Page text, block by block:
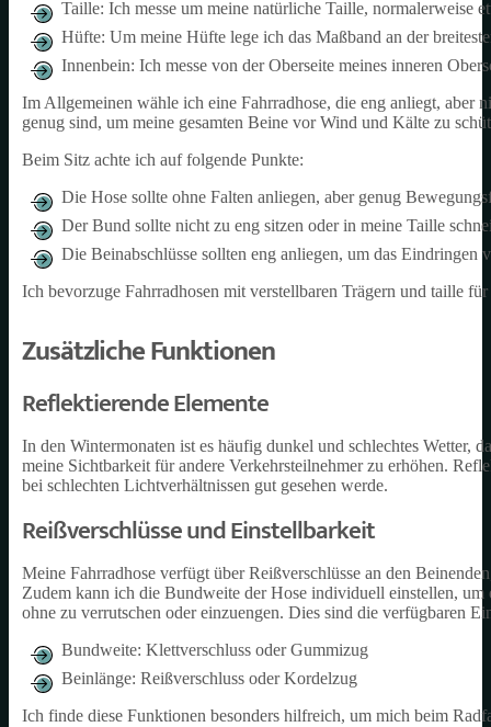
Taille: Ich messe um meine natürliche Taille, normalerweise
Hüfte: Um meine Hüfte lege ich das Maßband an der
Innenbein: Ich messe von der Oberseite meines inneren
Im Allgemeinen wähle ich eine Fahrradhose, die eng anliegt, aber
genug sind, um meine gesamten Beine vor Wind und Kälte zu
Beim Sitz achte ich auf folgende Punkte:
Die Hose sollte ohne Falten anliegen, aber genug
Der Bund sollte nicht zu eng sitzen oder in meine Taille
Die Beinabschlüsse sollten eng anliegen, um das Eindringen
Ich bevorzuge Fahrradhosen mit verstellbaren Trägern und taille
Zusätzliche Funktionen
Reflektierende Elemente
In den Wintermonaten ist es häufig dunkel und schlechtes Wetter,
meine Sichtbarkeit für andere Verkehrsteilnehmer zu erhöhen.
bei schlechten Lichtverhältnissen gut gesehen werde.
Reißverschlüsse und Einstellbarkeit
Meine Fahrradhose verfügt über Reißverschlüsse an den
Zudem kann ich die Bundweite der Hose individuell einstellen,
ohne zu verrutschen oder einzuengen. Dies sind die verfügbaren
Bundweite: Klettverschluss oder Gummizug
Beinlänge: Reißverschluss oder Kordelzug
Ich finde diese Funktionen besonders hilfreich, um mich beim